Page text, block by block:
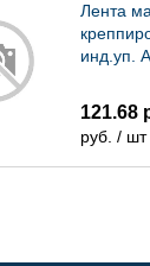
Лента
инд.уп.
121.68
руб. / шт